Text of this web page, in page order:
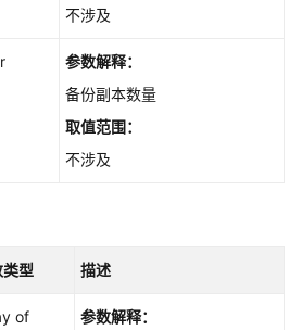
不涉及
参数解释：
备份副本数量
取值范围：
不涉及
型 描述
of
参数解释：